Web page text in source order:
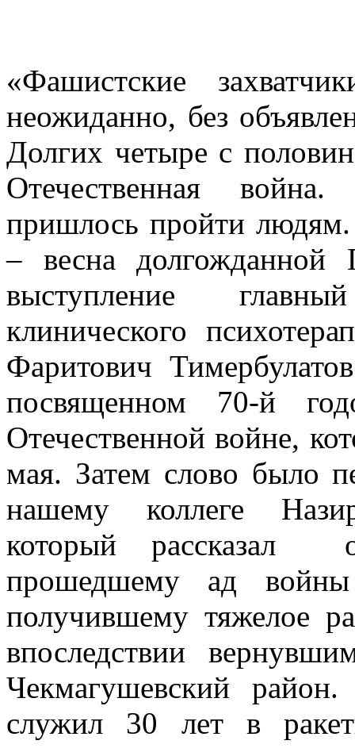
«Фашистские
неожиданно, без
Долгих четыре с
Отечественная
пришлось пройти людям.
– весна
выступление
клинического
Фаритович
посвященном 70-й
Отечественной войне,
мая. Затем слово было
нашему коллеге
который рассказал
прошедшему ад
получившему тяжелое
впоследствии
Чекмагушевский
служил 30 лет в